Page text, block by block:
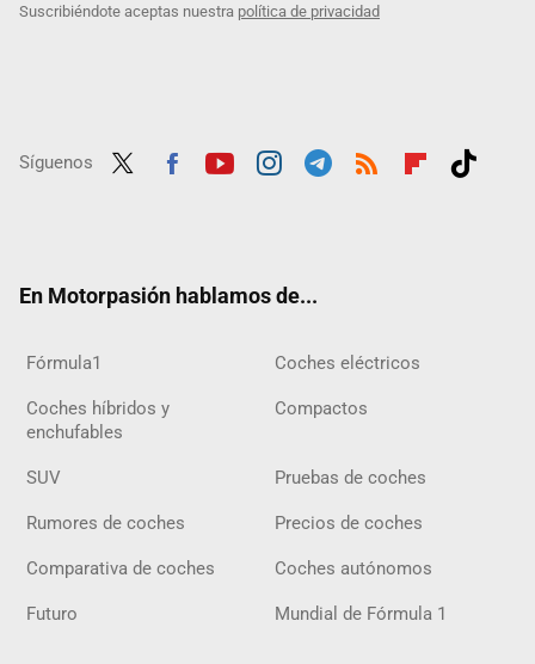
Suscribiéndote aceptas nuestra política de privacidad
Síguenos
En Motorpasión hablamos de...
Fórmula1 Coches eléctricos
Coches híbridos y
enchufables
Compactos
SUV Pruebas de coches
Rumores de coches Precios de coches
Comparativa de coches Coches autónomos
Futuro Mundial de Fórmula 1